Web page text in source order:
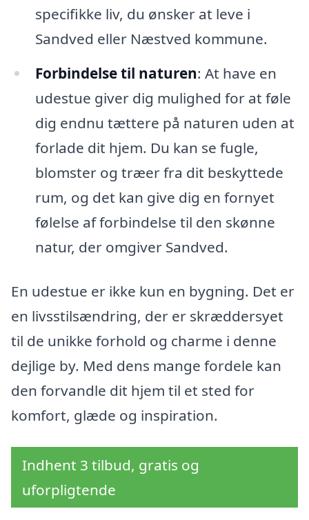
specifikke liv, du ønsker at leve i
Sandved eller Næstved kommune.
Forbindelse til naturen: At have en
udestue giver dig mulighed for at føle
dig endnu tættere på naturen uden at
forlade dit hjem. Du kan se fugle,
blomster og træer fra dit beskyttede
rum, og det kan give dig en fornyet
følelse af forbindelse til den skønne
natur, der omgiver Sandved.
En udestue er ikke kun en bygning. Det er
en livsstilsændring, der er skræddersyet
til de unikke forhold og charme i denne
dejlige by. Med dens mange fordele kan
den forvandle dit hjem til et sted for
komfort, glæde og inspiration.
Indhent 3 tilbud, gratis og
uforpligtende